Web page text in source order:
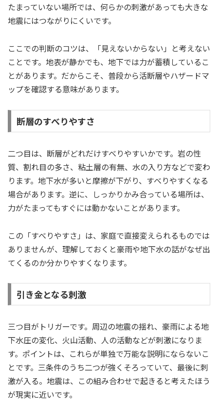
たまっていない場所では、何らかの刺激があっても大きな
地震にはつながりにくいです。
ここでの判断のコツは、「見えないからない」と考えない
ことです。地表が静かでも、地下では力が蓄積しているこ
とがあります。だからこそ、普段から活断層やハザードマ
ップを確認する意味があります。
断層のすべりやすさ
二つ目は、断層がどれだけすべりやすいかです。岩の性
質、割れ目の多さ、粘土層の有無、水の入り方などで変わ
ります。地下水が多いと摩擦が下がり、すべりやすくなる
場合があります。逆に、しっかりかみ合っている場所は、
力がたまってもすぐには動かないことがあります。
この「すべりやすさ」は、家庭で直接変えられるものでは
ありませんが、理解しておくと豪雨や地下水の話がなぜ出
てくるのか分かりやすくなります。
引き金となる刺激
三つ目がトリガーです。周辺の地震の揺れ、豪雨による地
下水圧の変化、火山活動、人の活動などが刺激になりま
す。ポイントは、これらが単独で万能な説明にならないこ
とです。三条件のうち二つが強くそろっていて、最後に刺
激が入る。地震は、この組み合わせで起きると考えたほう
が現実に近いです。